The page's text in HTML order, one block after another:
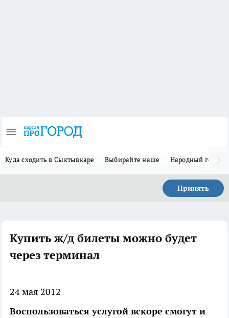
Куда сходить в Сыктывкаре Выбирайте наше Народный герой
Принять
Купить ж/д билеты можно будет
через терминал
24 мая 2012
Воспользоваться услугой вскоре смогут и